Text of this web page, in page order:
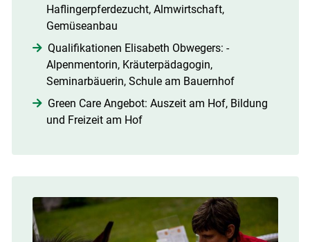
Haflingerpferdezucht, Almwirtschaft,
Gemüseanbau
Qualifikationen Elisabeth Obwegers: ­
Alpenmentorin, Kräuterpädagogin,
Seminarbäuerin, Schule am Bauernhof
Green Care Angebot: Auszeit am Hof, Bildung
und Freizeit am Hof